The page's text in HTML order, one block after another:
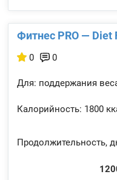
Фитнес PRO — Diet
0 0
Для: поддержания
Калорийность: 1800
Продолжительность,